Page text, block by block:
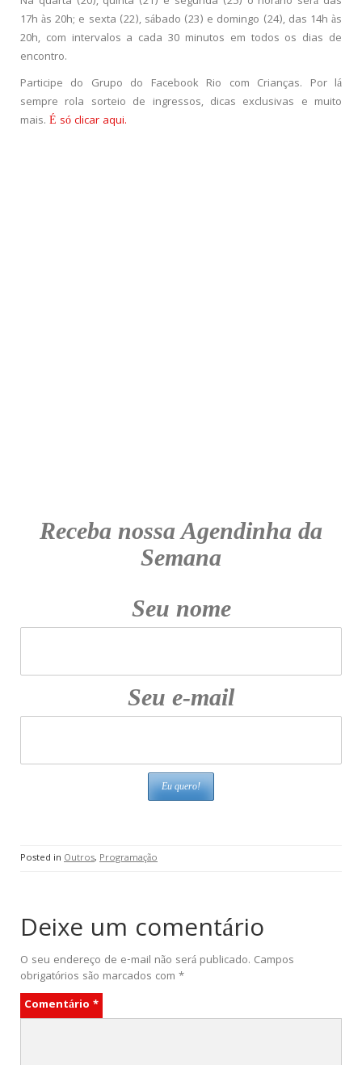
17h às 20h; e sexta (22), sábado (23) e domingo (24), das 14h às
20h, com intervalos a cada 30 minutos em todos os dias de
encontro.
Participe do Grupo do Facebook Rio com Crianças. Por lá
sempre rola sorteio de ingressos, dicas exclusivas e muito
mais. É só clicar aqui.
Receba nossa Agendinha da
Semana
Seu nome
Seu e-mail
Posted in Outros, Programação
Deixe um comentário
O seu endereço de e-mail não será publicado. Campos
obrigatórios são marcados com *
Comentário *